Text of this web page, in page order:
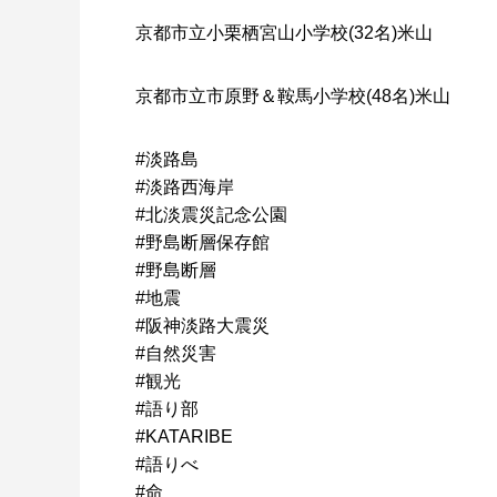
京都市立小栗栖宮山小学校(32名)米山
京都市立市原野＆鞍馬小学校(48名)米山
#淡路島
#淡路西海岸
#北淡震災記念公園
#野島断層保存館
#野島断層
#地震
#阪神淡路大震災
#自然災害
#観光
#語り部
#KATARIBE
#語りべ
#命